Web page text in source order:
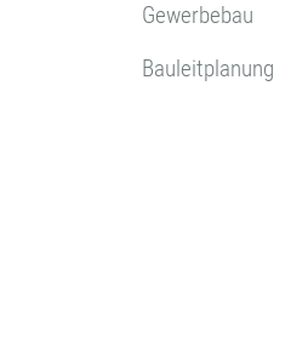
Gewerbebau
Bauleitplanung